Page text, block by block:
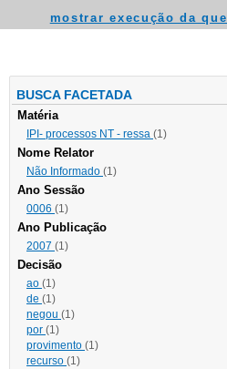
mostrar execução da
BUSCA FACETADA
Matéria
IPI- processos NT - ressa (1)
Nome Relator
Não Informado (1)
Ano Sessão
0006 (1)
Ano Publicação
2007 (1)
Decisão
ao (1)
de (1)
negou (1)
por (1)
provimento (1)
recurso (1)